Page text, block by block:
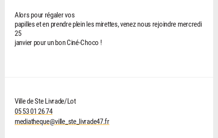
Alors pour régaler vos
papilles et en prendre plein les mirettes, venez nous rejoindre mercredi
25
janvier pour un bon Ciné-Choco !
Ville de Ste Livrade/Lot
05 53 01 26 74
mediatheque@ville_ste_livrade47.fr